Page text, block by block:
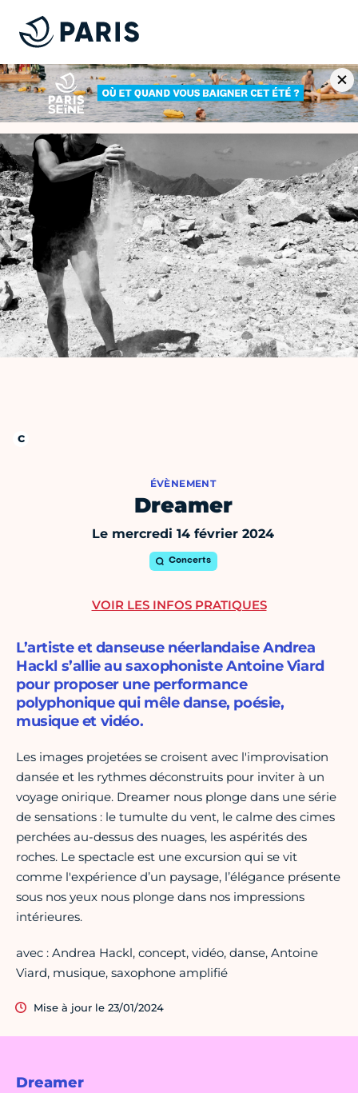
ÉVÈNEMENT
Dreamer
Le mercredi 14 février 2024
Concerts
Dreamer
L’artiste et danseuse néerlandaise Andrea
Hackl s’allie au saxophoniste Antoine Viard
pour proposer une performance
polyphonique qui mêle danse, poésie,
musique et vidéo.
Les images projetées se croisent avec l'improvisation
dansée et les rythmes déconstruits pour inviter à un
voyage onirique. Dreamer nous plonge dans une série
de sensations : le tumulte du vent, le calme des cimes
perchées au-dessus des nuages, les aspérités des
roches. Le spectacle est une excursion qui se vit
comme l'expérience d’un paysage, l’élégance présente
sous nos yeux nous plonge dans nos impressions
intérieures.
avec : Andrea Hackl, concept, vidéo, danse, Antoine
Viard, musique, saxophone amplifié
Mise à jour le 23/01/2024
VOIR LES INFOS PRATIQUES